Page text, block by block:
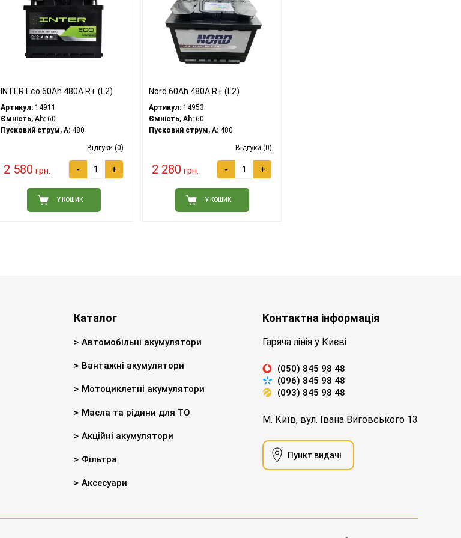
INTER Eco 60Ah 480A R+ (L2)
Артикул: 14911
Ємність, Ah: 60
Пусковий струм, A: 480
Відгуки (0)
2 580 грн. - +
У КОШИК
Nord 60Ah 480A R+ (L2)
Артикул: 14953
Ємність, Ah: 60
Пусковий струм, A: 480
Відгуки (0)
2 280 грн. - +
У КОШИК
Каталог
Автомобільні акумулятори
Вантажні акумулятори
Мотоциклетні акумулятори
Масла та рідини для ТО
Акційні акумулятори
Фільтра
Аксесуари
Контактна інформація
Гаряча лінія у Києві
(050) 845 98 48
(096) 845 98 48
(093) 845 98 48
М. Київ, вул. Івана Виговського 13
Пункт видачі